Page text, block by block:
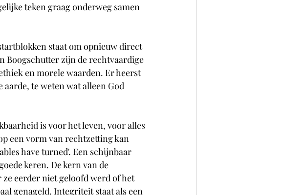
teken graag onderweg samen
staat om opnieuw direct
Boogschutter zijn de rechtvaardige
en morele waarden. Er heerst
te weten wat alleen God
is voor het leven, voor alles
een vorm van rechtzetting kan
have turned'. Een schijnbaar
keren. De kern van de
eerder niet geloofd werd of het
genageld. Integriteit staat als een